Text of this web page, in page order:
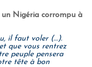
un Nigéria corrompu à
il faut voler (...).
que vous rentrez
peuple pensera
tête à bon